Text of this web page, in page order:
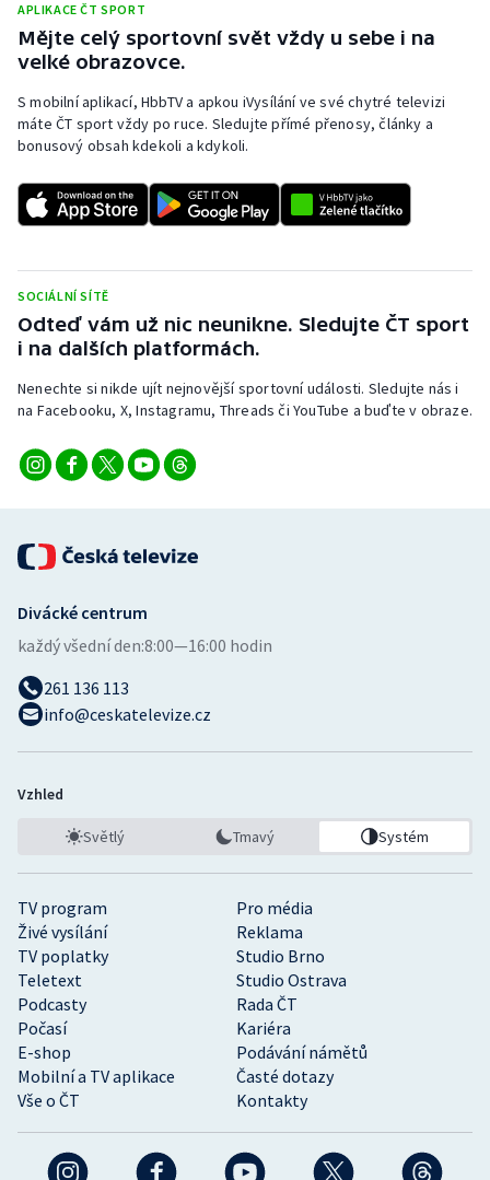
APLIKACE ČT SPORT
Mějte celý sportovní svět vždy u sebe i na
velké obrazovce.
S mobilní aplikací, HbbTV a apkou iVysílání ve své chytré televizi
máte ČT sport vždy po ruce. Sledujte přímé přenosy, články a
bonusový obsah kdekoli a kdykoli.
SOCIÁLNÍ SÍTĚ
Odteď vám už nic neunikne. Sledujte ČT sport
i na dalších platformách.
Nenechte si nikde ujít nejnovější sportovní události. Sledujte nás i
na Facebooku, X, Instagramu, Threads či YouTube a buďte v obraze.
TV program
Pro média
Živé vysílání
Reklama
TV poplatky
Studio Brno
Teletext
Studio Ostrava
Podcasty
Rada ČT
Počasí
Kariéra
E-shop
Podávání námětů
Mobilní a TV aplikace
Časté dotazy
Vše o ČT
Kontakty
Divácké centrum
každý všední den:8:00—16:00 hodin
261 136 113
info@ceskatelevize.cz
Vzhled
Světlý Tmavý Systém